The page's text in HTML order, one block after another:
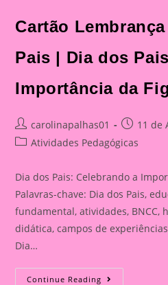
Cartão
Pais | Dia dos
Importância da
Post
author:
carolinapalhas01
Post
published:
11 de
PostAtividades Pedagógicas
Dia dos Pais: Celebrando a
Palavras-chave: Dia dos Pais,
fundamental, atividades, BNCC,
didática, campos de
Dia…
Continue Reading Cartão